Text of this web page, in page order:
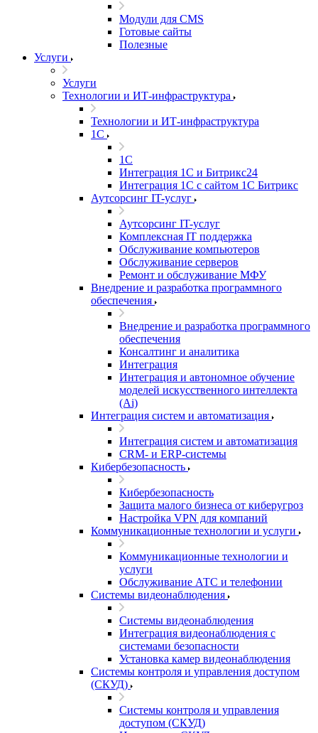
Модули для CMS
Готовые сайты
Полезные
Услуги
Услуги
Технологии и ИТ-инфраструктура
Технологии и ИТ-инфраструктура
1С
1С
Интеграция 1С и Битрикс24
Интеграция 1С с сайтом 1С Битрикс
Аутсорсинг IT-услуг
Аутсорсинг IT-услуг
Комплексная IT поддержка
Обслуживание компьютеров
Обслуживание серверов
Ремонт и обслуживание МФУ
Внедрение и разработка программного
обеспечения
Внедрение и разработка программного
обеспечения
Консалтинг и аналитика
Интеграция
Интеграция и автономное обучение
моделей искусственного интеллекта
(Ai)
Интеграция систем и автоматизация
Интеграция систем и автоматизация
CRM- и ERP-системы
Кибербезопасность
Кибербезопасность
Защита малого бизнеса от киберугроз
Настройка VPN для компаний
Коммуникационные технологии и услуги
Коммуникационные технологии и
услуги
Обслуживание АТС и телефонии
Системы видеонаблюдения
Системы видеонаблюдения
Интеграция видеонаблюдения с
системами безопасности
Установка камер видеонаблюдения
Системы контроля и управления доступом
(СКУД)
Системы контроля и управления
доступом (СКУД)